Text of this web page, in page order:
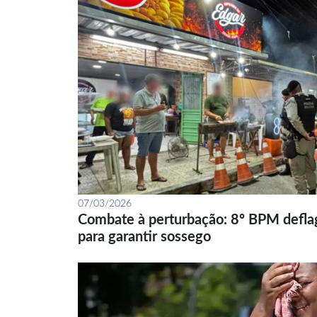
07/03/2026
Combate à perturbação: 8º BPM
para garantir sossego